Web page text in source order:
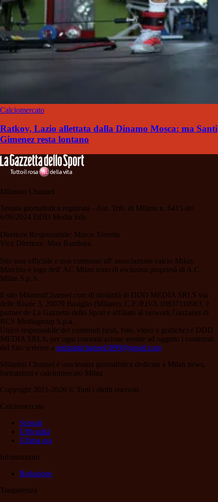
Calciomercato
Ratkov, Lazio allettata dalla Dinamo Mosca: ma Santi
Gimenez resta lontano
Milanisti Channel
Testata giornalistica registrata - Aut. Trib. di Milano n. 6415 del
6/06/2024 DDD Media Srls
Direttore Responsabile: Marco Torretta
Vice Direttore: Max Bambara.
Sito non ufficiale e non connesso all' associazione calcio Milan.
Marchio e logo dell' AC Milan sono di esclusiva proprietà di A.C.
Milan S.p.A.
Il sito MilanistiChannel.com di titolarità di DDD MEDIA SRLS via
delle Risaie 3, 20079 Basiglio (Milano), C.F./P.IVA 10837110963, è
partner de La Gazzetta dello Sport e affiliato al network Gazzanet di
RCS Mediagroup S.p.a..
Unico responsabile dei contenuti (testi, foto, video e grafiche) è DDD
MEDIA SRLS; per ogni comunicazione avente ad oggetto i contenuti
del Sito scrivere a milanistichannel1899@gmail.com
Milanisti Channel è una testata giornalistica dedicata a Milan news,
formazioni e calciomercato Milan
Copyright 2021-2026 © Tutti i diritti riservati.
Calciomercato
Scenari
Ufficialità
Ultima ora
Informazioni
Redazione
Trasparenza